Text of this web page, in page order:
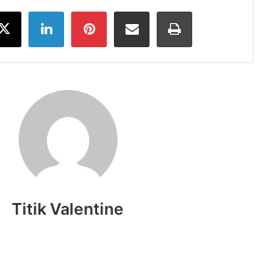
X LinkedInPinterestShare via Email Print
Titik Valentine